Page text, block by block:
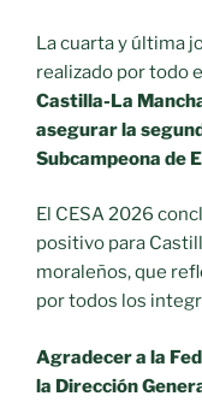
La cuarta y última
realizado por todo
Castilla-La
asegurar la
Subcampeona de
El CESA 2026
positivo para
moraleños, que
por todos los
Agradecer a la
la Dirección